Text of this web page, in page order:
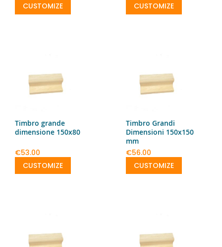
CUSTOMIZE
CUSTOMIZE
Timbro grande
dimensione 150x80
€53.00
CUSTOMIZE
Timbro Grandi
Dimensioni 150x150
mm
€56.00
CUSTOMIZE